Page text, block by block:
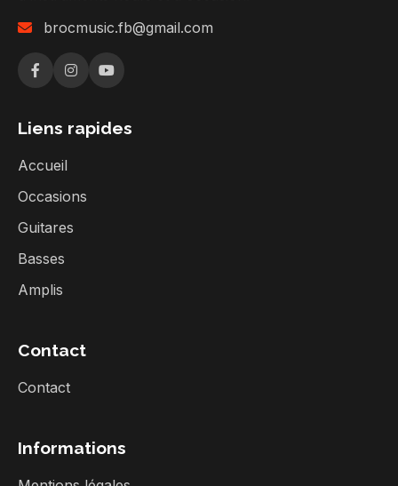
brocmusic.fb@gmail.com
Liens rapides
Accueil
Occasions
Guitares
Basses
Amplis
Contact
Contact
Informations